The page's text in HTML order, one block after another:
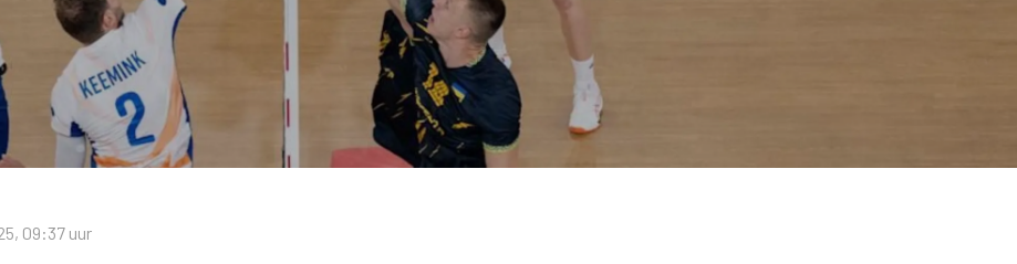
09:37 uur